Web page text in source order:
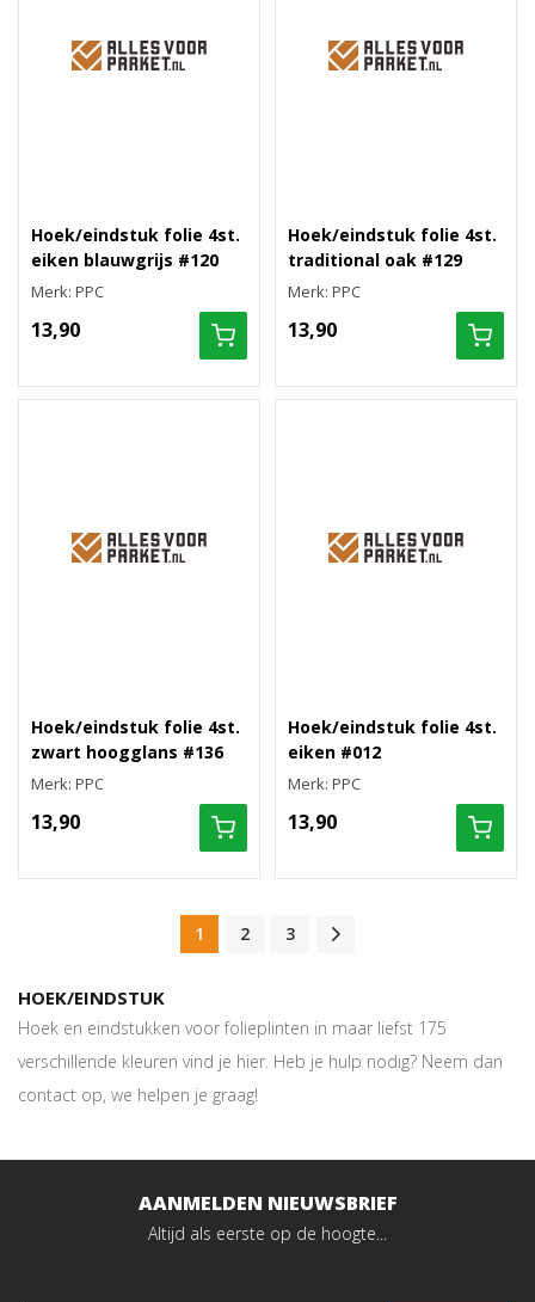
Hoek/eindstuk folie 4st.
eiken blauwgrijs #120
Merk: PPC
13,90
Hoek/eindstuk folie 4st.
traditional oak #129
Merk: PPC
13,90
Hoek/eindstuk folie 4st.
zwart hoogglans #136
Merk: PPC
13,90
Hoek/eindstuk folie 4st.
eiken #012
Merk: PPC
13,90
1 2 3
HOEK/EINDSTUK
Hoek en eindstukken voor folieplinten in maar liefst 175
verschillende kleuren vind je hier. Heb je hulp nodig? Neem dan
contact op, we helpen je graag!
AANMELDEN NIEUWSBRIEF
Altijd als eerste op de hoogte...